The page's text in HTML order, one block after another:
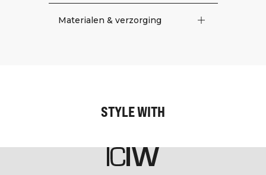
Materialen & verzorging
STYLE WITH